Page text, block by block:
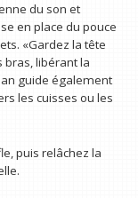
du son et
en place du pouce
«Gardez la tête
bras, libérant la
guide également
les cuisses ou les
puis relâchez la